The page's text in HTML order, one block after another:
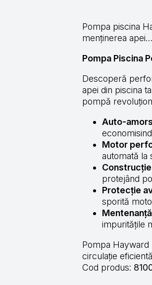
Pompa piscina
menținerea apei…
Pompa Piscina
Descoperă
apei din piscina
pompă
Auto-
Motor
automată la
protejând
Protecție
sporită
impuritățile
Pompa Hayward
circulație
Cod produs: